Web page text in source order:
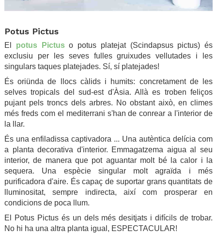
Potus Pictus
El potus Pictuso potus platejat (Scindapsus pictus) és
exclusiu per les seves fulles gruixudes vellutades i les
singulars taques platejades. Sí, sí platejades!
És oriünda de llocs càlids i humits: concretament de les
selves tropicals del sud-est d'Àsia. Allà es troben feliços
pujant pels troncs dels arbres. No obstant això, en climes
més freds com el mediterrani s'han de conrear a l'interior de
la llar.
És una enfiladissa captivadora ... Una autèntica delícia com
a planta decorativa d'interior. Emmagatzema aigua al seu
interior, de manera que pot aguantar molt bé la calor i la
sequera. Una espècie singular molt agraïda i més
purificadora d'aire. És capaç de suportar grans quantitats de
lluminositat, sempre indirecta, així com prosperar en
condicions de poca llum.
El Potus Pictus és un dels més desitjats i difícils de trobar.
No hi ha una altra planta igual, ESPECTACULAR!